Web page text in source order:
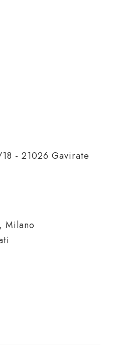
- 21026 Gavirate
Milano